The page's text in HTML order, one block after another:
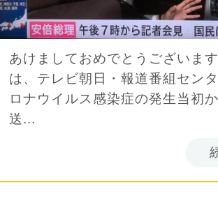
あけましておめでとうございま
は、テレビ朝日・報道番組セン
ロナウイルス感染症の発生当初
送...